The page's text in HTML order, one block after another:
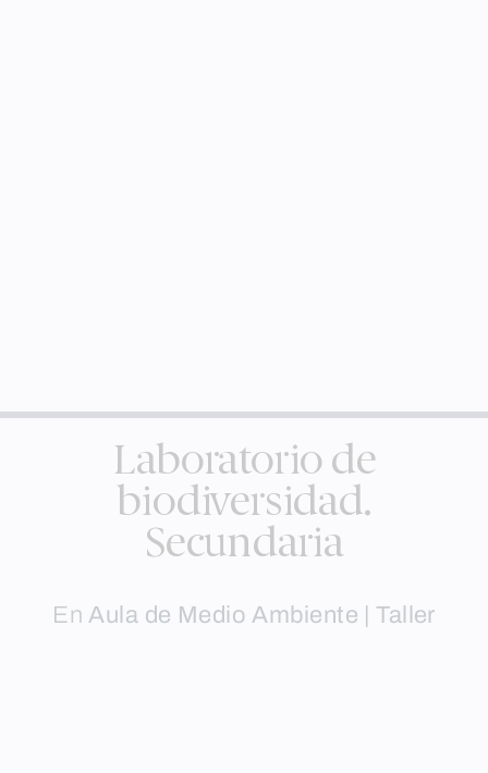
Laboratorio de
biodiversidad.
Secundaria
EnAula de Medio Ambiente | Taller